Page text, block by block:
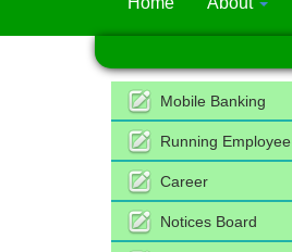
Mobile Banking
Running Employee
Career
Notices Board